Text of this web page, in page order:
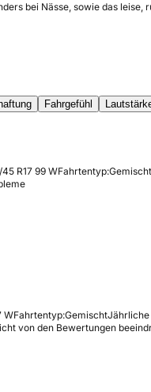
bei Nässe, sowie das
Fahrgefühl
R17 99 WFahrtentyp:Gemischt
WFahrtentyp:GemischtJährliche
von den Bewertungen